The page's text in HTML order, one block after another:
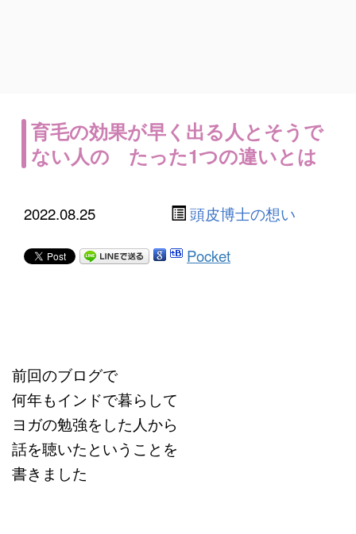
育毛の効果が早く出る人とそうで
ない人の たった1つの違いとは
2022.08.25 頭皮博士の想い
Pocket
前回のブログで
何年もインドで暮らして
ヨガの勉強をした人から
話を聴いたということを
書きました